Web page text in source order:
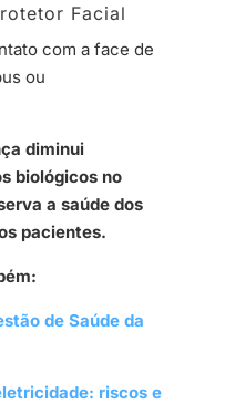
Facial
com a face de
ou
diminui
biológicos no
a saúde dos
pacientes.
de Saúde da
riscos e